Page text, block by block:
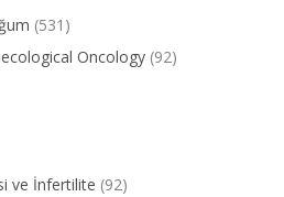
(531)
Oncology (92)
ve İnfertilite (92)